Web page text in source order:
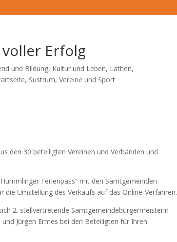
Erfolg
und Bildung, Kultur und Leben, Lathen,
, Sustrum,Vereine und Sport
den 30 beteiligten Vereinen und Verbänden und
Ferienpass“ mit den Samtgemeinden
Umstellung des Verkaufs auf das Online-Verfahren.
2. stellvertretende Samtgemeindebürgermeisterin
Jürgen Ermes bei den Beteiligten für Ihren